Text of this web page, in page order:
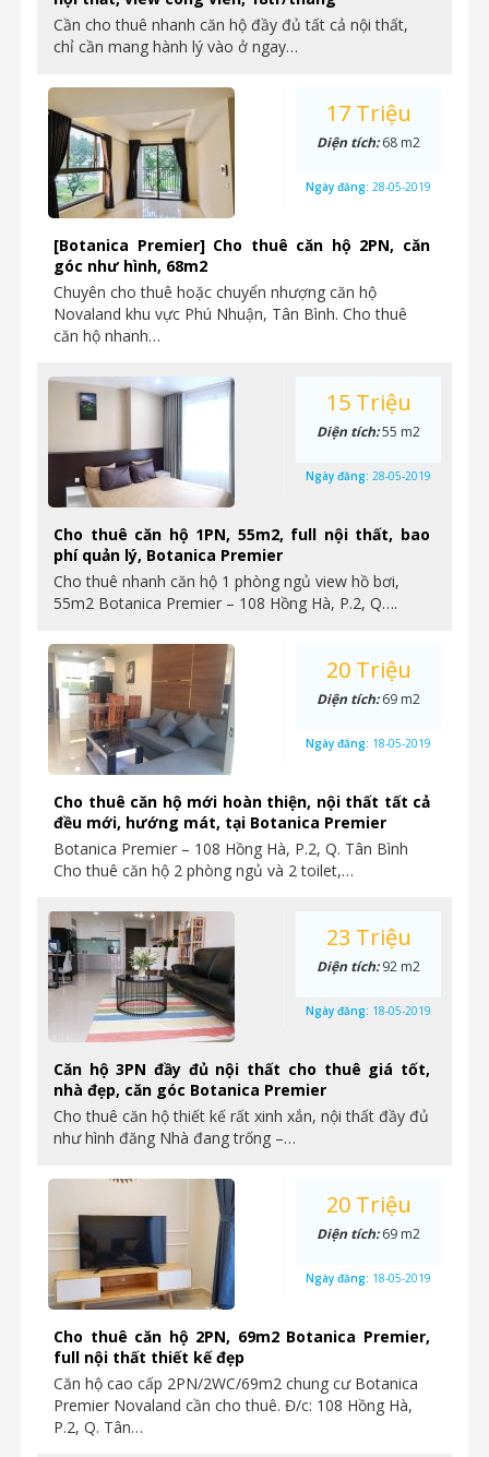
Cần cho thuê nhanh căn hộ đầy đủ tất cả nội thất,
chỉ cần mang hành lý vào ở ngay…
[Botanica Premier] Cho thuê căn hộ 2PN, căn
góc như hình, 68m2
Chuyên cho thuê hoặc chuyển nhượng căn hộ
Novaland khu vực Phú Nhuận, Tân Bình. Cho thuê
căn hộ nhanh…
17 Triệu
Diện tích:68 m2
Ngày đăng: 28-05-2019
Cho thuê căn hộ 1PN, 55m2, full nội thất, bao
phí quản lý, Botanica Premier
Cho thuê nhanh căn hộ 1 phòng ngủ view hồ bơi,
55m2 Botanica Premier – 108 Hồng Hà, P.2, Q….
15 Triệu
Diện tích:55 m2
Ngày đăng: 28-05-2019
Cho thuê căn hộ mới hoàn thiện, nội thất tất cả
đều mới, hướng mát, tại Botanica Premier
Botanica Premier – 108 Hồng Hà, P.2, Q. Tân Bình
Cho thuê căn hộ 2 phòng ngủ và 2 toilet,…
20 Triệu
Diện tích:69 m2
Ngày đăng: 18-05-2019
Căn hộ 3PN đầy đủ nội thất cho thuê giá tốt,
nhà đẹp, căn góc Botanica Premier
Cho thuê căn hộ thiết kế rất xinh xắn, nội thất đầy đủ
như hình đăng Nhà đang trống –…
23 Triệu
Diện tích:92 m2
Ngày đăng: 18-05-2019
Cho thuê căn hộ 2PN, 69m2 Botanica Premier,
full nội thất thiết kế đẹp
Căn hộ cao cấp 2PN/2WC/69m2 chung cư Botanica
Premier Novaland cần cho thuê. Đ/c: 108 Hồng Hà,
P.2, Q. Tân…
20 Triệu
Diện tích:69 m2
Ngày đăng: 18-05-2019